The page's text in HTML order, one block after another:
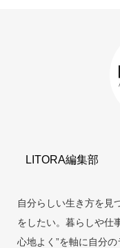
LITORA編集部
自分らしい生き方を見
をしたい。暮らしや仕
心地よく”を軸に自分の